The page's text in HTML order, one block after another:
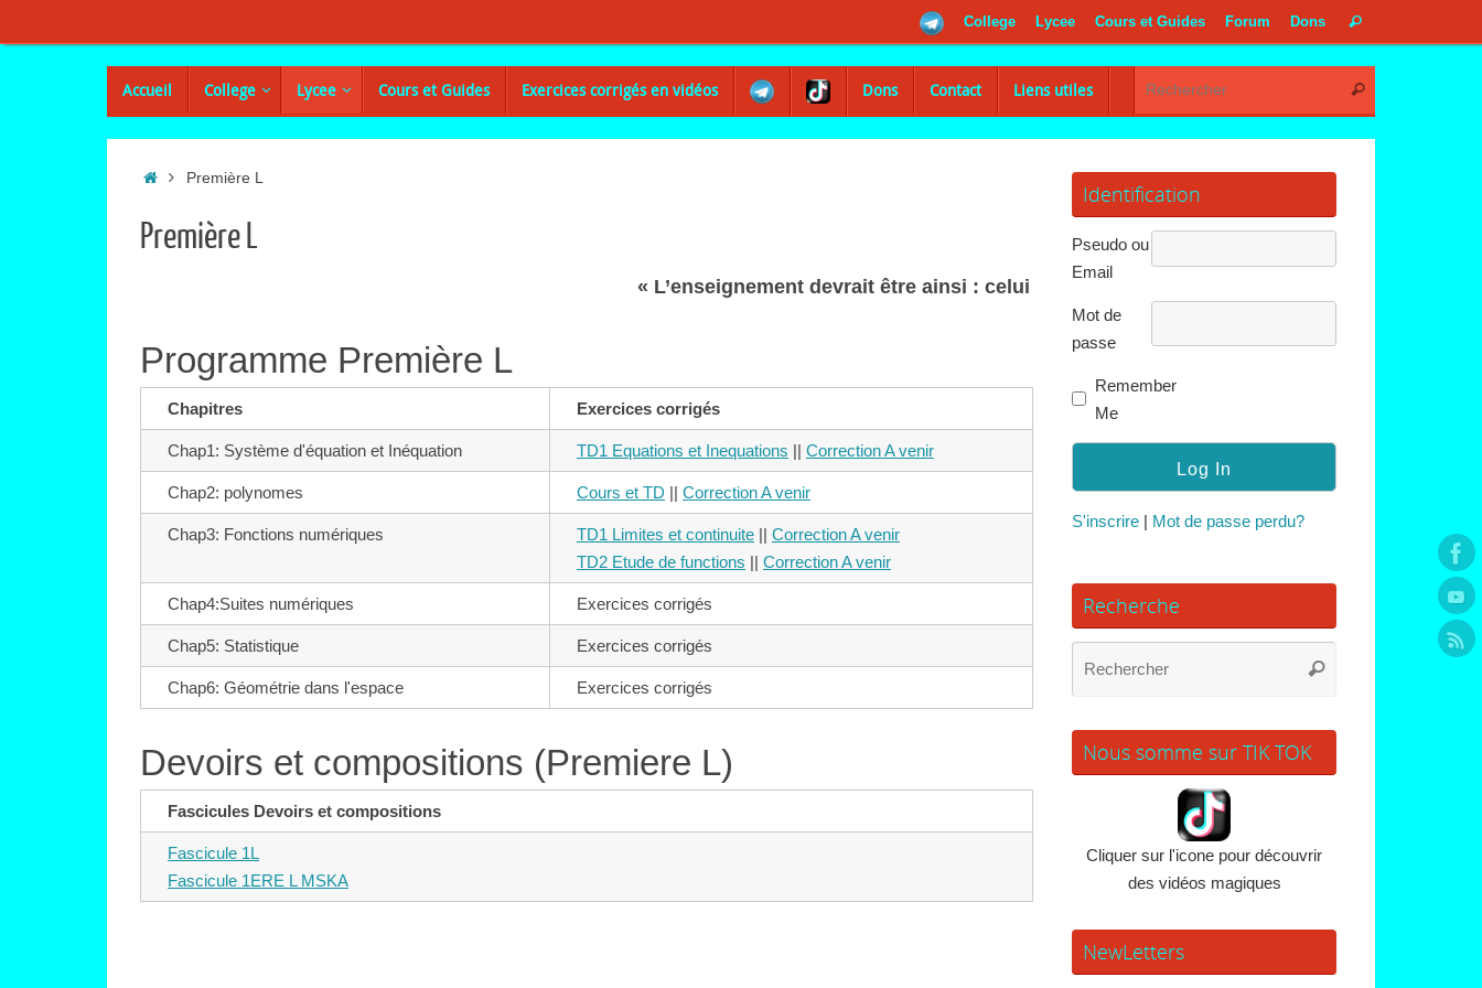
au
College Lycee Cours et Guides Forum Dons
pour
:
Rechercher
au
contenu
Accueil College Lycee Cours et Guides Exercices corrigés en vidéos Dons Contact Liens utiles Rechercher
AccueilPremière L
Première L
« L’enseignement devrait être ainsi : celui qui le reçoit le recueille comme un don
Programme Première L
Chapitres Exercices corrigés
Chap1: Système d'équation et Inéquation TD1 Equations et Inequations || Correction A venir
Chap2: polynomes Cours et TD || Correction A venir
Chap3: Fonctions numériques TD1 Limites et continuite || Correction A venir
TD2 Etude de functions || Correction A venir
Chap4:Suites numériques Exercices corrigés
Chap5: Statistique Exercices corrigés
Chap6: Géométrie dans l'espace Exercices corrigés
Devoirs et compositions (Premiere L)
Fascicules Devoirs et compositions
Fascicule 1L
Fascicule 1ERE L MSKA
Identification
Pseudo ou
Email
Mot de
passe
Remember
Me
S'inscrire | Mot de passe perdu?
Recherche
Rechercher
Nous somme sur TIK TOK
Cliquer sur l'icone pour découvrir
des vidéos magiques
NewLetters